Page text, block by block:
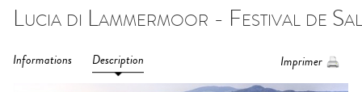
Informations Description Imprimer